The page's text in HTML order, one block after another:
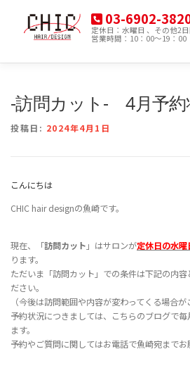
ツ
03-6902-
定休日：水曜日 、その他2
営業時間：10：00～19：00
-訪問カット- 4月予約
投稿日: 2024年4月1日
こんにちは
CHIC hair designの魚崎です。
現在、「訪問カット 」はサロンが定休日の水曜
ります。
ただいま「訪問カット」での条件は下記の内
ださい。
（今後は訪問範囲や内容が変わってくる場合が
予約状況につきましては、こちらのブログで
ます。
予約やご質問に関してはお電話で魚崎宛までお